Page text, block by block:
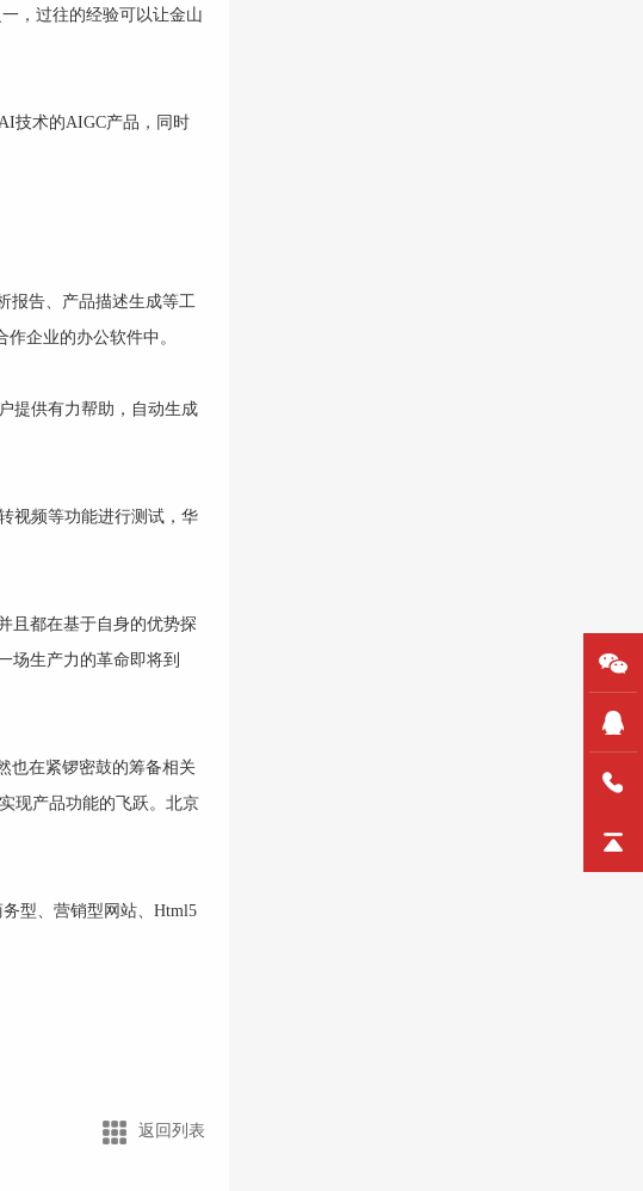
，过往的经验可以让金山
技术的AIGC产品，同时
报告、产品描述生成等工
企业的办公软件中。
提供有力帮助，自动生成
视频等功能进行测试，华
且都在基于自身的优势探
场生产力的革命即将到
也在紧锣密鼓的筹备相关
现产品功能的飞跃。 北京
型、 营销型网站、 Html5
返回列表